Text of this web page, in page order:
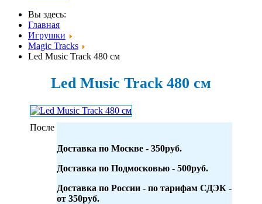
Вы здесь:
Главная
Игрушки
Magic Tracks
Led Music Track 480 см
Led Music Track 480 см
Доставка по Москве - 350руб.
Доставка по Подмосковью - 500руб.
Доставка по России - по тарифам СДЭК -
от 350руб.
После